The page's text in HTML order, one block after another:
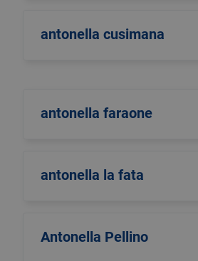
antonella cusimana
antonella faraone
antonella la fata
Antonella Pellino